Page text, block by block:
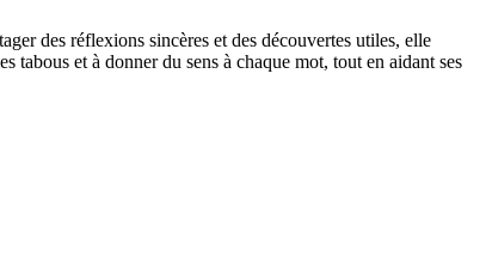
des réflexions sincères et des découvertes utiles, elle
tabous et à donner du sens à chaque mot, tout en aidant ses